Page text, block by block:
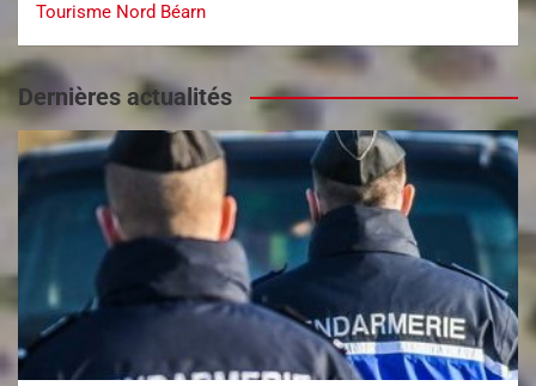
Tourisme Nord Béarn
Dernières actualités